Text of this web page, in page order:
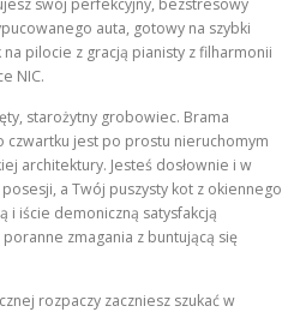
swój perfekcyjny, bezstresowy
auta, gotowy na szybki
pilocie z gracją pianisty z filharmonii
NIC.
starożytny grobowiec. Brama
czwartku jest po prostu nieruchomym
architektury. Jesteś dosłownie i w
a Twój puszysty kot z okiennego
i iście demoniczną satysfakcją
zmagania z buntującą się
rozpaczy zaczniesz szukać w